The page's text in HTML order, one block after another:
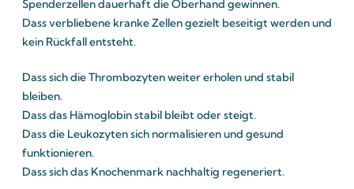
Spenderzellen dauerhaft die Oberhand gewinnen.
Dass verbliebene kranke Zellen gezielt beseitigt werden und
kein Rückfall entsteht.
Dass sich die Thrombozyten weiter erholen und stabil
bleiben.
Dass das Hämoglobin stabil bleibt oder steigt.
Dass die Leukozyten sich normalisieren und gesund
funktionieren.
Dass sich das Knochenmark nachhaltig regeneriert.